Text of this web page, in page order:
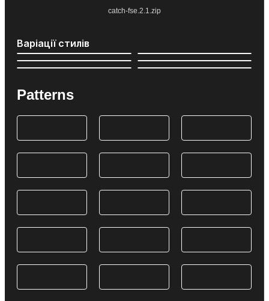
catch-fse.2.1.zip
Варіації стилів
Patterns